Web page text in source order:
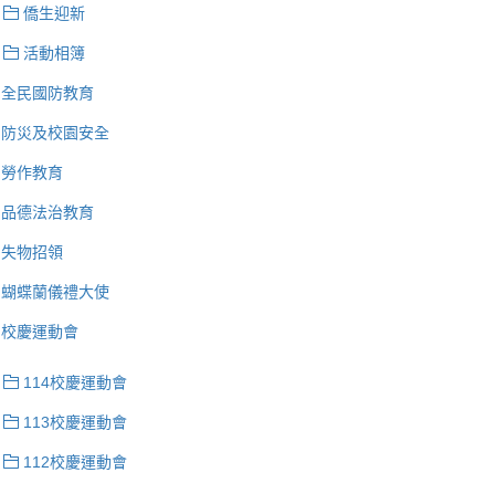
僑生迎新
活動相簿
全民國防教育
防災及校園安全
勞作教育
品德法治教育
失物招領
蝴蝶蘭儀禮大使
校慶運動會
114校慶運動會
113校慶運動會
112校慶運動會